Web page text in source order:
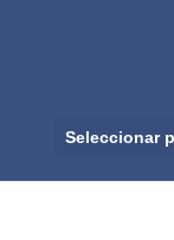
Seleccionar